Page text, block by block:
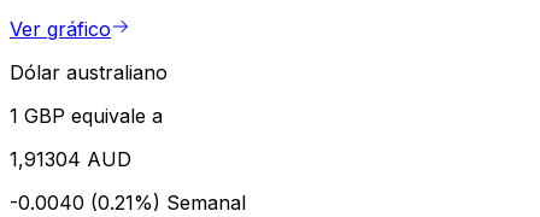
Ver gráfico
Dólar australiano
1 GBP equivale a
1,91304 AUD
-0.0040 (0.21%) Semanal